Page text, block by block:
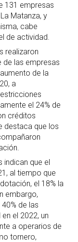
131 empresas
Matanza, y
cabe
de actividad.
realizaron
de las empresas
de la
a
el 24% de
créditos
destaca que los
que el
al tiempo que
el 18% la
embargo,
de las
el 2022, un
a operarios de
tornero,